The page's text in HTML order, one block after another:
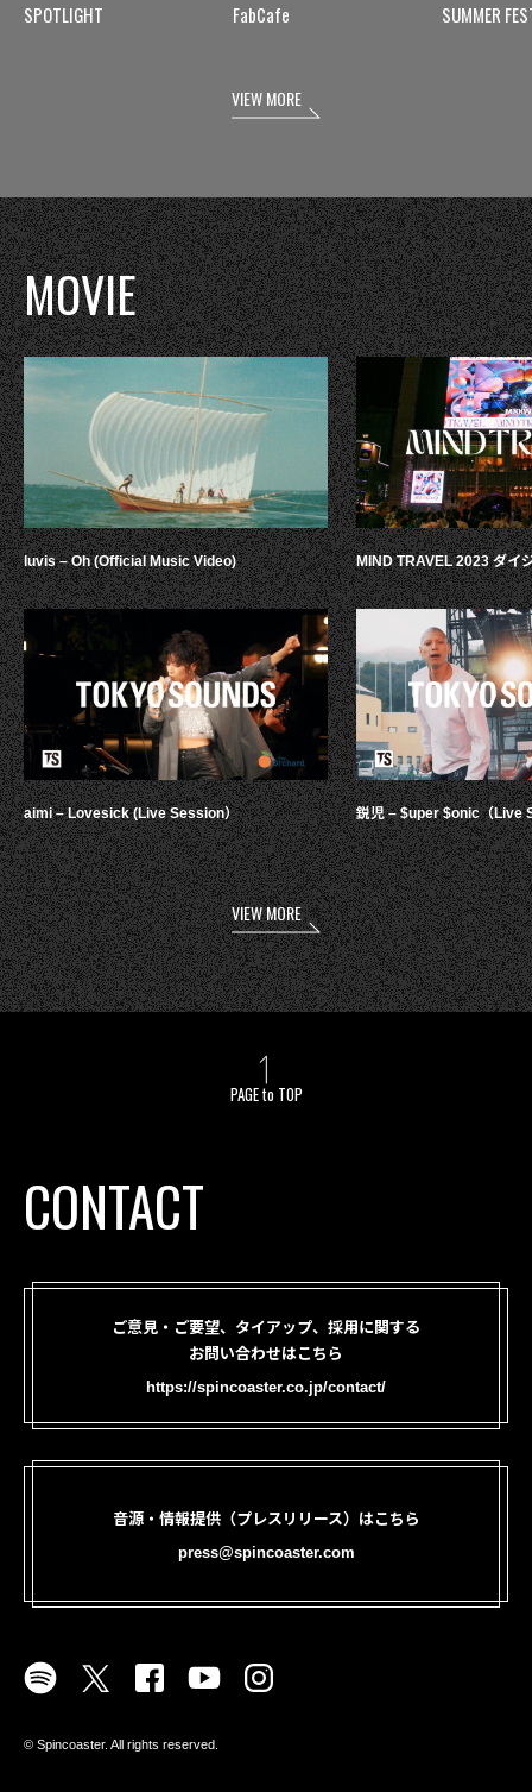
SPOTLIGHT FabCafe SUMMER
VIEW MORE
MOVIE
luvis – Oh (Official Music Video)
aimi – Lovesick (Live Session）
MIND TRAVEL 2023 ダイ
鋭児 – $uper $onic（Live
VIEW MORE
PAGE to TOP
CONTACT
ご意見・ご要望、タイアップ、採用に関する
お問い合わせはこちら
https://spincoaster.co.jp/contact/
音源・情報提供（プレスリリース）はこちら
press@spincoaster.com
©︎ Spincoaster. All rights reserved.